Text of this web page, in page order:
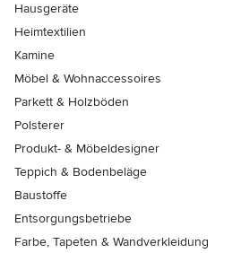
Hausgeräte
Heimtextilien
Kamine
Möbel & Wohnaccessoires
Parkett & Holzböden
Polsterer
Produkt- & Möbeldesigner
Teppich & Bodenbeläge
Baustoffe
Entsorgungsbetriebe
Farbe, Tapeten & Wandverkleidung